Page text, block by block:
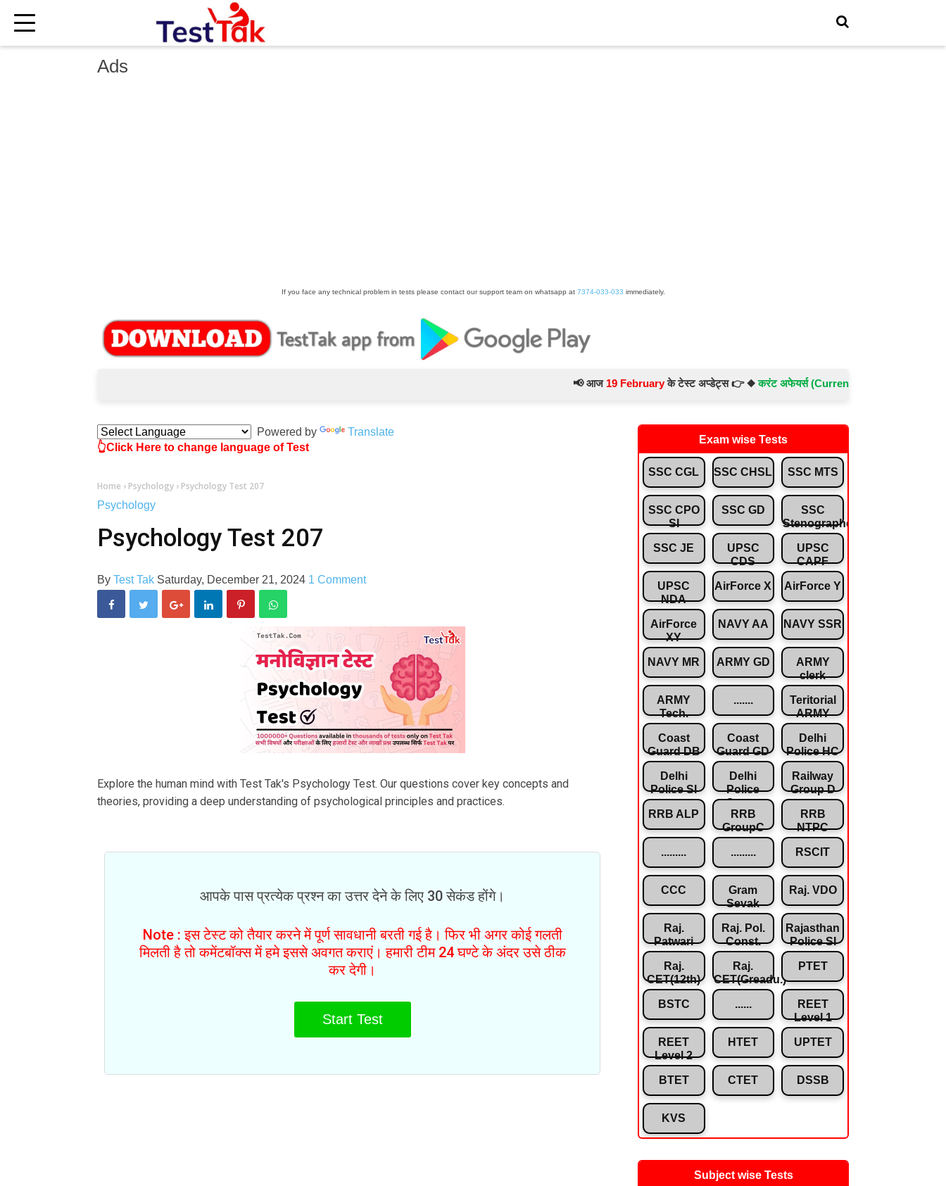
Ads
If you face any technical problem in tests please contact our support team on whatsapp at 7374-033-033 immediately.
19 February के टेस्ट अप्डेट्स 👉 ◆करंट अफेयर्स (Current Affairs) -
Powered by
Translate
👆Click Here to change language of Test
Home › Psychology › Psychology Test 207
Psychology
Psychology Test 207
By Test Tak Saturday, December 21, 2024 1 Comment
Explore the human mind with Test Tak's Psychology Test. Our questions cover key concepts and
theories, providing a deep understanding of psychological principles and practices.
आपके पास प्रत्येक प्रश्न का उत्तर देने के लिए 30 सेकंड होंगे।
Note : इस टेस्ट को तैयार करने में पूर्ण सावधानी बरती गई है। फिर भी अगर कोई गलती
मिलती है तो कमेंटबॉक्स में हमे इससे अवगत कराएं। हमारी टीम 24 घण्टे के अंदर उसे ठीक
कर देगी।
Start Test
Exam wise Tests
SSC CGL SSC CHSL SSC MTS
SSC CPO
SI
SSC GD
SSC
Stenographer
SSC JE
UPSC
CDS
UPSC
CAPF
UPSC
NDA
AirForce X AirForce Y
AirForce
XY
NAVY AA NAVY SSR
NAVY MR ARMY GD
ARMY
clerk
ARMY
Tech.
.......
Teritorial
ARMY
Coast
Guard DB
Coast
Guard GD
Delhi
Police HC
Delhi
Police SI
Delhi
Police
Const.
Railway
Group D
RRB ALP
RRB
GroupC
RRB
NTPC
......... ......... RSCIT
CCC
Gram
Sevak
Raj. VDO
Raj.
Patwari
Raj. Pol.
Const.
Rajasthan
Police SI
Raj.
CET(12th)
Raj.
CET(Greadu.)
PTET
BSTC ......
REET
Level 1
REET
Level 2
HTET UPTET
BTET CTET DSSB
KVS
Subject wise Tests